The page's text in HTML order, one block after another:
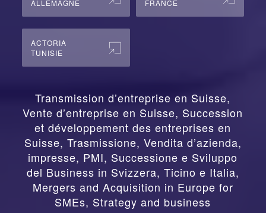
ALLEMAGNE
FRANCE
ACTORIA
TUNISIE
Transmission d’entreprise en Suisse,
Vente d’entreprise en Suisse, Succession
et développement des entreprises en
Suisse, Trasmissione, Vendita d’azienda,
impresse, PMI, Successione e Sviluppo
del Business in Svizzera, Ticino e Italia,
Mergers and Acquisition in Europe for
SMEs, Strategy and business